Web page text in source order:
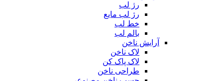
رژ لب
رژ لب مایع
خط لب
بالم لب
آرایش ناخن
لاک ناخن
لاک پاک کن
طراحی ناخن